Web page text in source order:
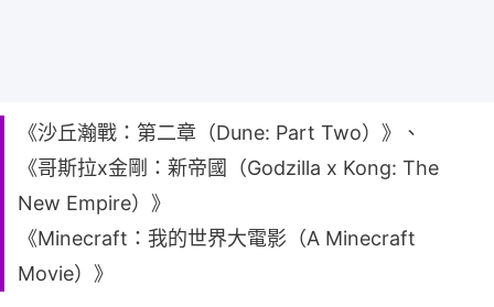
《沙丘瀚戰：第二章（Dune: Part Two）》、
《哥斯拉x金剛：新帝國（Godzilla x Kong: The
New Empire）》
《Minecraft：我的世界大電影（A Minecraft
Movie）》